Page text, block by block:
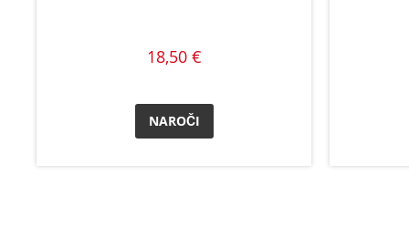
18,50 €
NAROČI